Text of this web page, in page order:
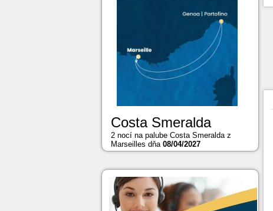
Costa Smeralda
2 nocí na palube Costa Smeralda z
Marseilles dňa 08/04/2027